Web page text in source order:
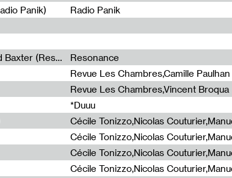
Panik) Radio Panik
Radia Show #1088 : Statue Of Liberty Live By Ed Baxter (Resonance) Resonance
Revue Les Chambres,Camille Paulhan
Revue Les Chambres,Vincent Broqua
*Duuu